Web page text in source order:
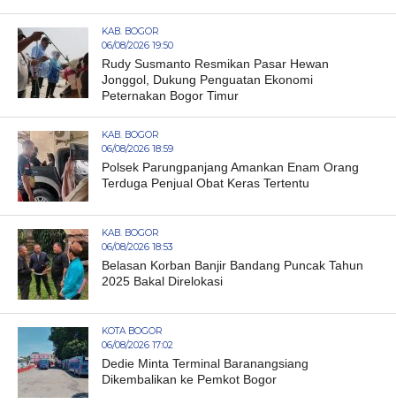
KAB. BOGOR
06/08/2026 19:50
Rudy Susmanto Resmikan Pasar Hewan
Jonggol, Dukung Penguatan Ekonomi
Peternakan Bogor Timur
KAB. BOGOR
06/08/2026 18:59
Polsek Parungpanjang Amankan Enam Orang
Terduga Penjual Obat Keras Tertentu
KAB. BOGOR
06/08/2026 18:53
Belasan Korban Banjir Bandang Puncak Tahun
2025 Bakal Direlokasi
KOTA BOGOR
06/08/2026 17:02
Dedie Minta Terminal Baranangsiang
Dikembalikan ke Pemkot Bogor